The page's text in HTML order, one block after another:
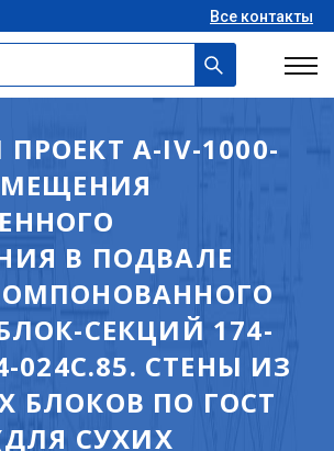
Все контакты
A-IV-1000-
В ПОДВАЛЕ
СЕКЦИЙ 174-
024С.85. СТЕНЫ ИЗ
БЛОКОВ ПО ГОСТ
СУХИХ